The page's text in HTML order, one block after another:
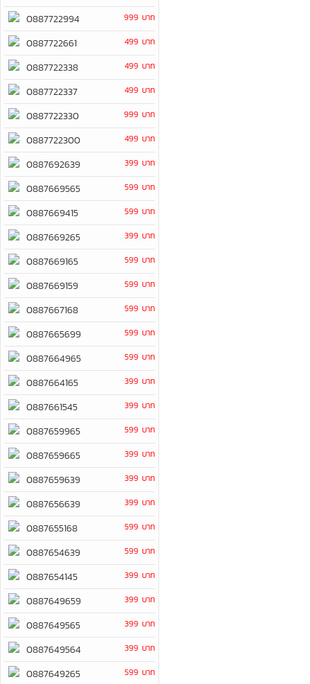
0887722994
999 บาท
0887722661 499 บาท
0887722338 499 บาท
0887722337 499 บาท
0887722330 999 บาท
0887722300 499 บาท
0887692639 399 บาท
0887669565 599 บาท
0887669415 599 บาท
0887669265 399 บาท
0887669165 599 บาท
0887669159 599 บาท
0887667168 599 บาท
0887665699 599 บาท
0887664965 599 บาท
0887664165 399 บาท
0887661545 399 บาท
0887659965 599 บาท
0887659665 399 บาท
0887659639 399 บาท
0887656639 399 บาท
0887655168 599 บาท
0887654639 599 บาท
0887654145 399 บาท
0887649659 399 บาท
0887649565 399 บาท
0887649564 399 บาท
0887649265 599 บาท